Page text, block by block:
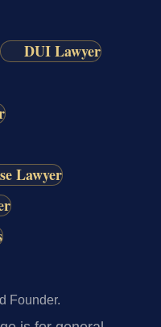
DUI Lawyer
Lawyer
Founder.